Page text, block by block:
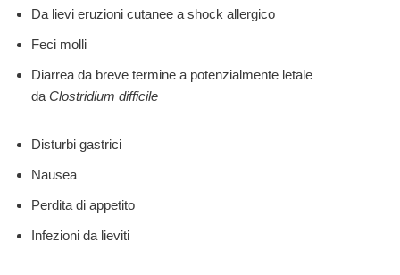
Da lievi eruzioni cutanee a shock allergico
Feci molli
Diarrea da breve termine a potenzialmente letale
da Clostridium difficile
Disturbi gastrici
Nausea
Perdita di appetito
Infezioni da lieviti